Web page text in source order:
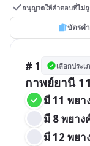
อนุญาตให้คำตอบที่ไม่
บัตรคำ
# 1 เลือกประเ
กาพย์ยานี
มี 11 พย
มี 8 พยา
มี 12 พย